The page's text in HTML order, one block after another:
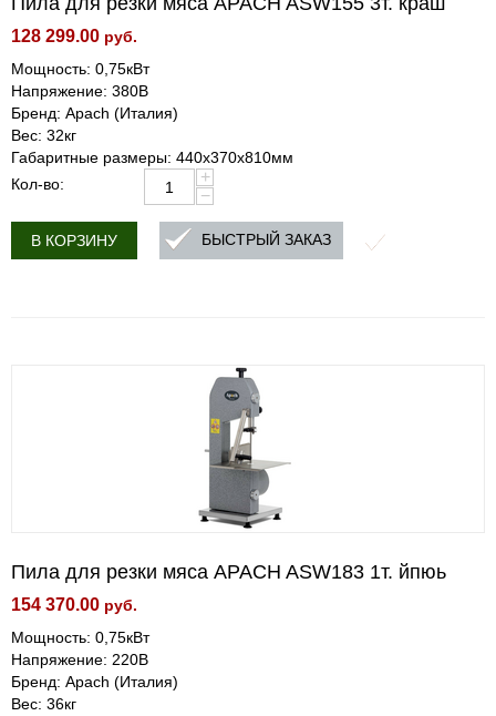
128 299.00 руб.
Мощность: 0,75кВт
Напряжение: 380В
Бренд: Apach (Италия)
Вес: 32кг
Габаритные размеры: 440х370х810мм
Кол-во:
+
−
В КОРЗИНУ БЫСТРЫЙ ЗАКАЗ
Пила для резки мяса APACH ASW183 1т. йпюь
154 370.00 руб.
Мощность: 0,75кВт
Напряжение: 220В
Бренд: Apach (Италия)
Вес: 36кг